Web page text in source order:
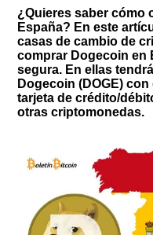
¿Quieres saber cómo
España? En este
casas de cambio de
comprar Dogecoin en
segura. En ellas
Dogecoin (DOGE) con
tarjeta de crédito/
otras criptomonedas.